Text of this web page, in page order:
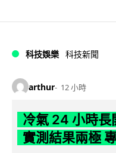
科技娛樂 科技新聞
arthur 12 小時
冷氣 24 小時長
實測結果兩極